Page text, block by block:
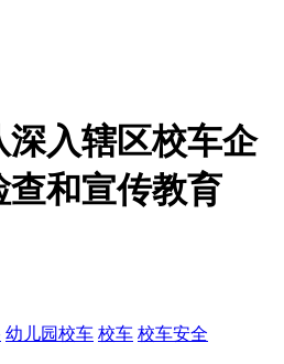
入辖区校车企
和宣传教育
幼儿园校车 校车 校车安全